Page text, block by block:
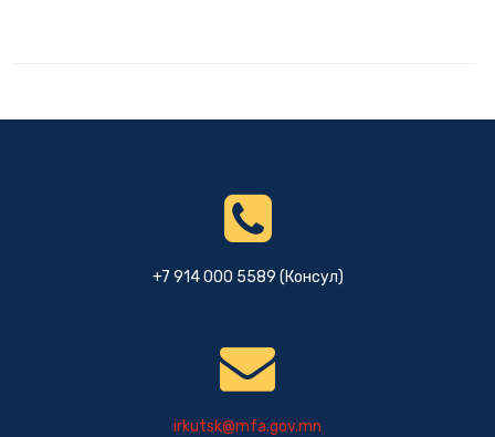
+7 914 000 5589 (Консул)
irkutsk@mfa.gov.mn